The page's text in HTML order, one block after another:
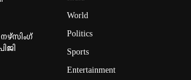
World
Politics
Sports
Entertainment